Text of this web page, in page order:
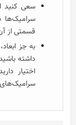
سعی کنید
سرامیک‌ها
قسمتی از
به جز
داشته
اختیار